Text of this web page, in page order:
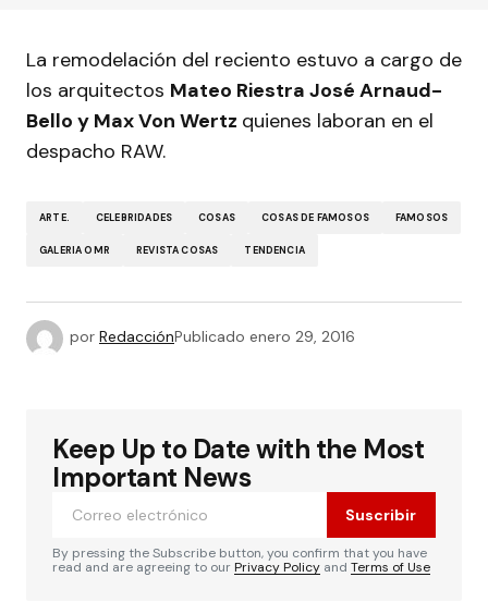
La remodelación del reciento estuvo a cargo de
los arquitectos Mateo Riestra José Arnaud-
Bello y Max Von Wertz quienes laboran en el
despacho RAW.
ARTE. CELEBRIDADES COSAS COSAS DE FAMOSOS FAMOSOS
GALERIA OMR REVISTA COSAS TENDENCIA
por RedacciónPublicado enero 29, 2016
Keep Up to Date with the Most
Important News
Suscribir
By pressing the Subscribe button, you confirm that you have
read and are agreeing to ourPrivacy Policy and Terms of Use